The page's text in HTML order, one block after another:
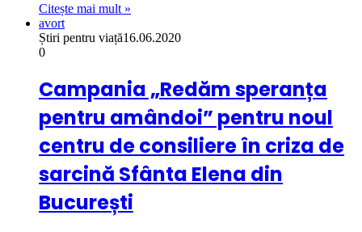
Citește mai mult »
avort
Știri pentru viață16.06.2020
0
Campania „Redăm speranța
pentru amândoi” pentru noul
centru de consiliere în criza de
sarcină Sfânta Elena din
București